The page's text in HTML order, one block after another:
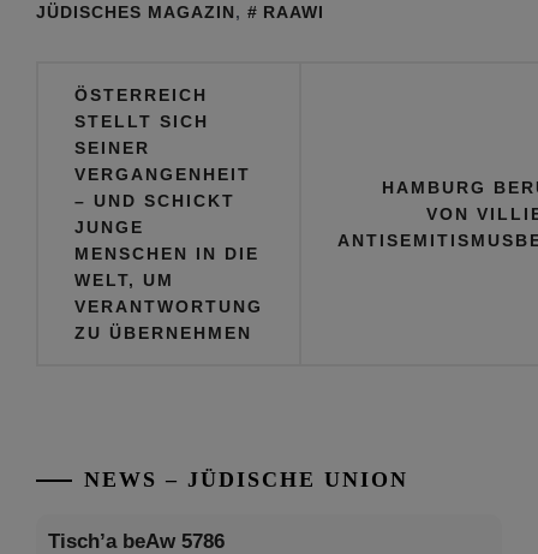
JÜDISCHES MAGAZIN, RAAWI
Beitragsnavigation
ÖSTERREICH
STELLT SICH
SEINER
VERGANGENHEIT
– UND SCHICKT
JUNGE
MENSCHEN IN DIE
WELT, UM
VERANTWORTUNG
ZU ÜBERNEHMEN
HAMBURG
VON
NEWS – JÜDISCHE UNION
Tisch’a beAw 5786